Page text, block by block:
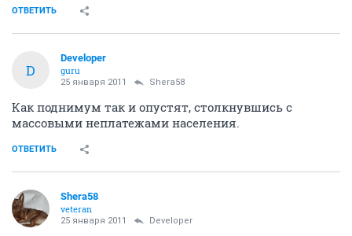
ОТВЕТИТЬ
D
Developer
guru
25 января 2011 Shera58
Как поднимум так и опустят, столкнувшись с
массовыми неплатежами населения.
ОТВЕТИТЬ
Shera58
veteran
25 января 2011 Developer